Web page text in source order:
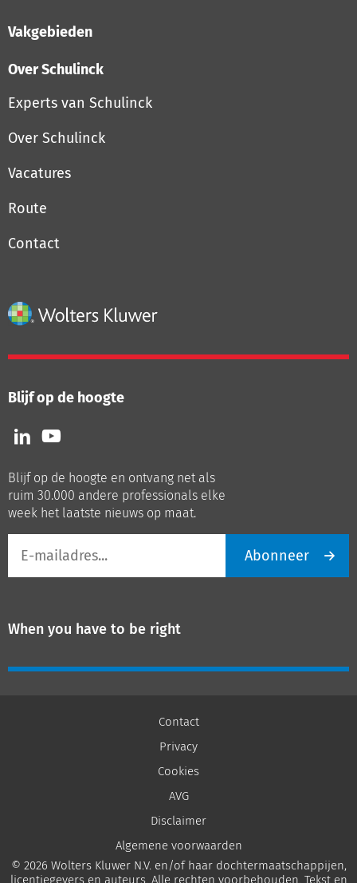
Vakgebieden
Over Schulinck
Experts van Schulinck
Over Schulinck
Vacatures
Route
Contact
Blijf op de hoogte
Volg
ons
LinkedIn
Volg
ons
Youtube
Blijf op de hoogte en ontvang net als
ruim 30.000 andere professionals elke
week het laatste nieuws op maat.
mailadres
Abonneer
When you have to be right
Contact
Privacy
Cookies
AVG
Disclaimer
Algemene voorwaarden
© 2026 Wolters Kluwer N.V. en/of haar dochtermaatschappijen,
licentiegevers en auteurs. Alle rechten voorbehouden. Tekst en